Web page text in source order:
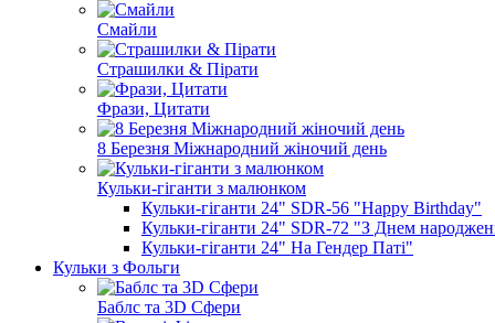
Смайли
Страшилки & Пірати
Фрази, Цитати
8 Березня Міжнародний жіночий день
Кульки-гіганти з малюнком
Кульки-гіганти 24" SDR-56 "Happy Birthday"
Кульки-гіганти 24" SDR-72 "З Днем
Кульки-гіганти 24" На Гендер Паті"
Кульки з Фольги
Баблс та 3D Сфери